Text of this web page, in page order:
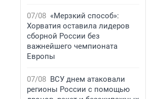
07/08 «Мерзкий способ»:
Хорватия оставила лидеров
сборной России без
важнейшего чемпионата
Европы
07/08 ВСУ днем атаковали
регионы России с помощью